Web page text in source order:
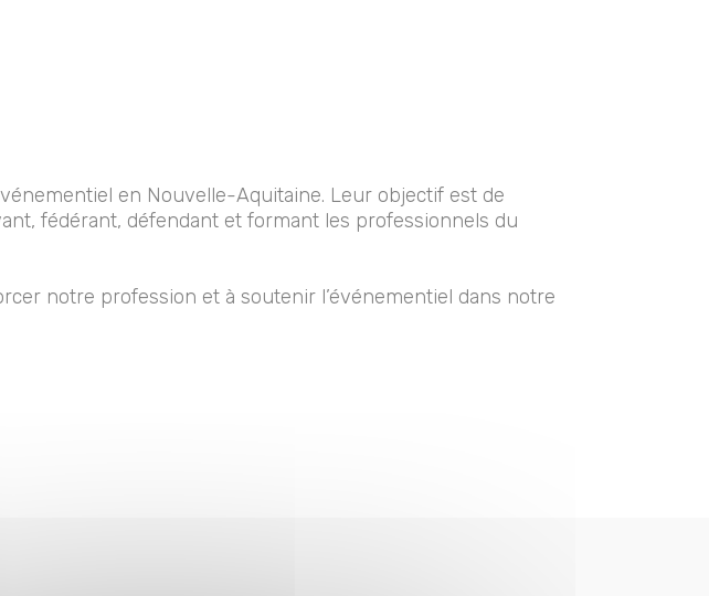
en Nouvelle-Aquitaine. Leur objectif est de
fédérant, défendant et formant les professionnels du
notre profession et à soutenir l’événementiel dans notre